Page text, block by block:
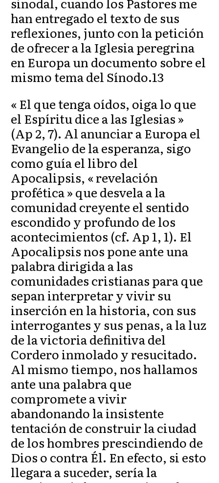
han entregado el texto de sus
reflexiones, junto con la petición
de ofrecer a la Iglesia peregrina
en Europa un documento sobre el
mismo tema del Sínodo.13
« El que tenga oídos, oiga lo que
el Espíritu dice a las Iglesias »
(Ap 2, 7). Al anunciar a Europa el
Evangelio de la esperanza, sigo
como guía el libro del
Apocalipsis, « revelación
profética » que desvela a la
comunidad creyente el sentido
escondido y profundo de los
acontecimientos (cf. Ap 1, 1). El
Apocalipsis nos pone ante una
palabra dirigida a las
comunidades cristianas para que
sepan interpretar y vivir su
inserción en la historia, con sus
interrogantes y sus penas, a la luz
de la victoria definitiva del
Cordero inmolado y resucitado.
Al mismo tiempo, nos hallamos
ante una palabra que
compromete a vivir
abandonando la insistente
tentación de construir la ciudad
de los hombres prescindiendo de
Dios o contra Él. En efecto, si esto
llegara a suceder, sería la